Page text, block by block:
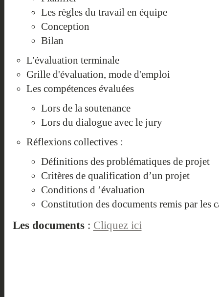
Les règles du travail en équipe
Conception
Bilan
L'évaluation terminale
Grille d'évaluation, mode d'emploi
Les compétences évaluées
Lors de la soutenance
Lors du dialogue avec le jury
Réflexions collectives :
Définitions des problématiques de projet
Critères de qualification d’un projet
Conditions d ’évaluation
Constitution des documents remis par les
Les documents : Cliquez ici